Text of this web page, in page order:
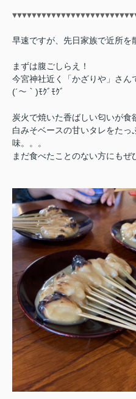
早速ですが、先日家族で近所を
まずは腹ごしらえ！
今宮神社近く「かざりや」さん
(´～｀)ﾓｸﾞﾓｸﾞ
炭火で焼いた香ばしい匂いが食
白みそベースの甘いタレをたっ
味。。。
まだ食べたことのない方にも